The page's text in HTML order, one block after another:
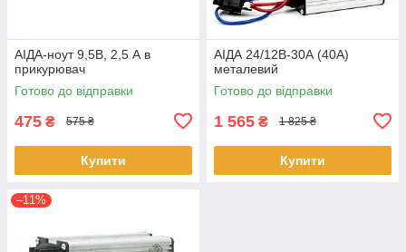
АІДА-ноут 9,5В, 2,5 А в
прикурювач
Готово до відправки
475 ₴ 575 ₴
Купити
АІДА 24/12В-30А (40А)
металевий
Готово до відправки
1 565 ₴ 1 825 ₴
Купити
–11%